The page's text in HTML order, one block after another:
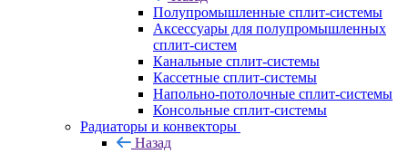
Полупромышленные сплит-системы
Аксессуары для полупромышленных
сплит-систем
Канальные сплит-системы
Кассетные сплит-системы
Напольно-потолочные сплит-системы
Консольные сплит-системы
Радиаторы и конвекторы
Назад